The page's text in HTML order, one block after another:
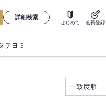
詳細検索
はじめて 会員登録
テヨミ
一致度順